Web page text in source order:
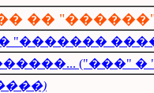
��
"�������
("���" �